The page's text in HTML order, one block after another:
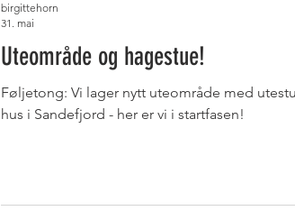
Uteområde og hagestue!
Føljetong: Vi lager nytt uteområde med utestue i vårt nye (gamle)
hus i Sandefjord - her er vi i startfasen!
birgittehorn
31. mai